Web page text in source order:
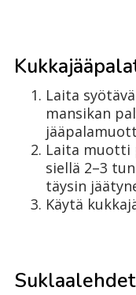
Laita
mansikan
Laita muotti
siellä 2–3
täysin
Käytä
Suklaalehdet